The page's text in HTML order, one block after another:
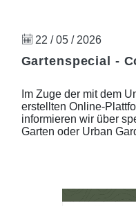
22 / 05 / 2026
Gartenspecial -
Im Zuge der mit dem
erstellten Online-
informieren wir über
Garten oder Urban